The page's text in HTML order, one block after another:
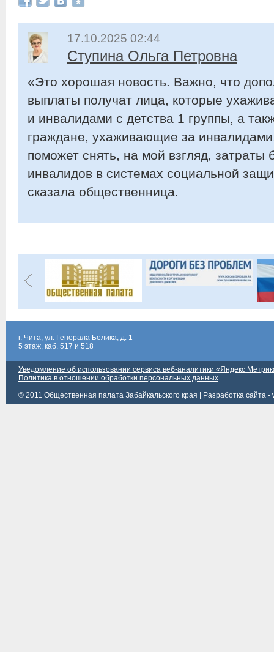
17.10.2025 02:44
Ступина Ольга Петровна
«Это хорошая новость. Важно, что
выплаты получат лица, которые
и инвалидами с детства 1 группы, а
граждане, ухаживающие за
поможет снять, на мой взгляд,
инвалидов в системах социальной
сказала общественница.
г. Чита, ул. Генерала Белика, д. 1
5 этаж, каб. 517 и 518
Уведомление об использовании сервиса веб-аналитики «Яндекс
Политика в отношении обработки персональных данных
© 2011 Общественная палата Забайкальского края |
Разработка сайта -